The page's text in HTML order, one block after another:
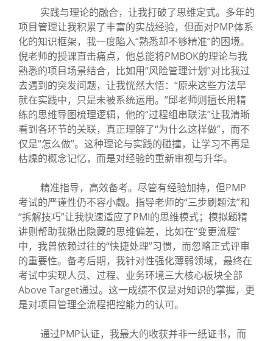
实践与理论的融合，让我打破了思维定式。多年的
项目管理让我积累了丰富的实战经验，但面对PMP体系
化的知识框架，我一度陷入“熟悉却不够精准”的困境。
倪老师的授课直击痛点，他总能将PMBOK的理论与我
熟悉的项目场景结合，比如用“风险管理计划”对比我过
去遇到的突发问题，让我恍然大悟：“原来这些方法早
就在实践中，只是未被系统运用。”邱老师则擅长用精
练的思维导图梳理逻辑，他的“过程组串联法”让我清晰
看到各环节的关联，真正理解了“为什么这样做”，而不
仅是“怎么做”。这种理论与实践的碰撞，让学习不再是
枯燥的概念记忆，而是对经验的重新审视与升华。
精准指导，高效备考。尽管有经验加持，但PMP
考试的严谨性仍不容小觑。指导老师的“三步刷题法”和
“拆解技巧”让我快速适应了PMI的思维模式；模拟题精
讲则帮助我揪出隐藏的思维偏差，比如在“变更流程”
中，我曾依赖过往的“快捷处理”习惯，而忽略正式评审
的重要性。备考后期，我针对性强化薄弱领域，最终在
考试中实现人员、过程、业务环境三大核心板块全部
Above Target通过。这一成绩不仅是对知识的掌握，更
是对项目管理全流程把控能力的认可。
通过PMP认证，我最大的收获并非一纸证书，而